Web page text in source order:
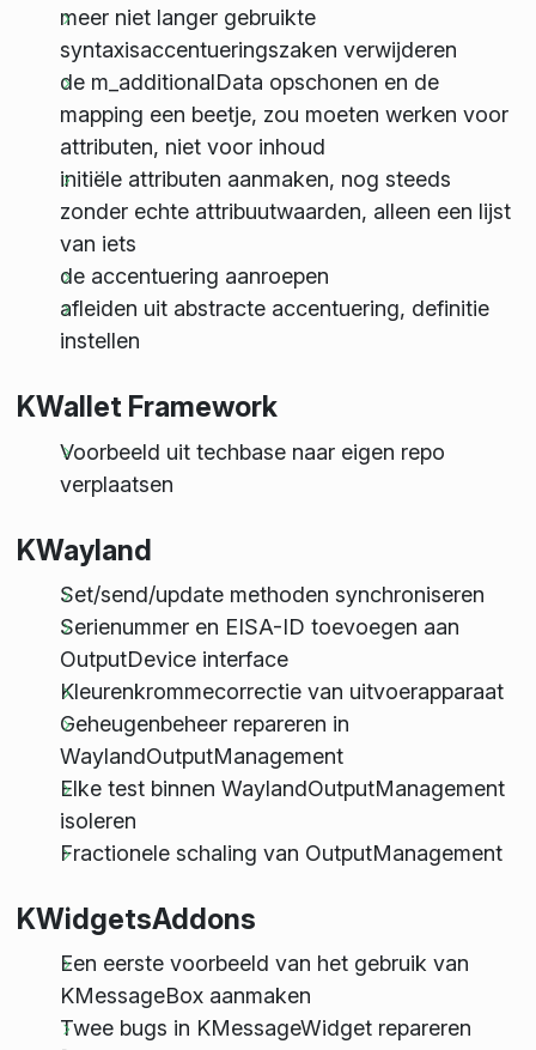
meer niet langer gebruikte
syntaxisaccentueringszaken verwijderen
de m_additionalData opschonen en de
mapping een beetje, zou moeten werken voor
attributen, niet voor inhoud
initiële attributen aanmaken, nog steeds
zonder echte attribuutwaarden, alleen een lijst
van iets
de accentuering aanroepen
afleiden uit abstracte accentuering, definitie
instellen
KWallet Framework
Voorbeeld uit techbase naar eigen repo
verplaatsen
KWayland
Set/send/update methoden synchroniseren
Serienummer en EISA-ID toevoegen aan
OutputDevice interface
Kleurenkrommecorrectie van uitvoerapparaat
Geheugenbeheer repareren in
WaylandOutputManagement
Elke test binnen WaylandOutputManagement
isoleren
Fractionele schaling van OutputManagement
KWidgetsAddons
Een eerste voorbeeld van het gebruik van
KMessageBox aanmaken
Twee bugs in KMessageWidget repareren